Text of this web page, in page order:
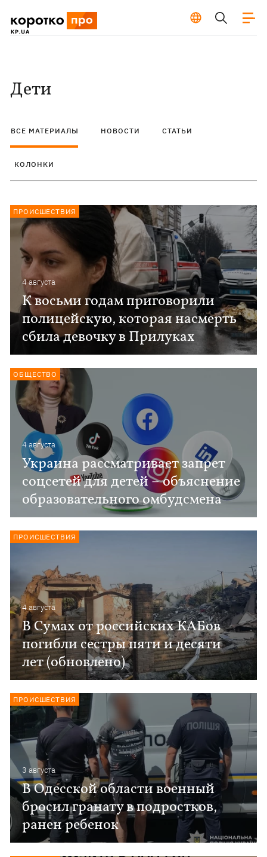
Дети
ВСЕ МАТЕРИАЛЫ НОВОСТИ СТАТЬИ
КОЛОНКИ
4 августа
К восьми годам приговорили
полицейскую, которая насмерть
сбила девочку в Прилуках
ПРОИСШЕСТВИЯ
4 августа
Украина рассматривает запрет
соцсетей для детей – объяснение
образовательного омбудсмена
ОБЩЕСТВО
4 августа
В Сумах от российских КАБов
погибли сестры пяти и десяти
лет (обновлено)
ПРОИСШЕСТВИЯ
3 августа
В Одесской области военный
бросил гранату в подростков,
ранен ребенок
ПРОИСШЕСТВИЯ